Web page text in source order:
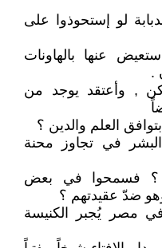
لو إستحوذوا على
عنها بالهاونات
.
, وأعتقد يوجد من
العلم والدين ؟
في تجاوز محنة
؟ فسمحوا في بعض
وهو ضدّ عقيدتهم ؟
مصر يُجبر الكنيسة